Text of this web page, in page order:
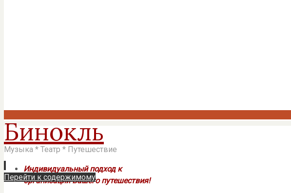
Бинокль
Музыка * Театр * Путешествие
Индивидуальный подход к
организации Вашего путешествия!
Перейти к содержимому